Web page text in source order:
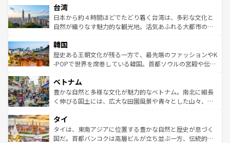
情報は
人々、おいしいローカルフードやハワイアンミュージッ
ク、伝統的なフラダンスなど、すべてがハワイの魅力を彩
っている。訪れるたびに新しい発見と感動が待っているハ
はコンテンツ一覧
リアリーフや大陸中央部にそびえるウルル（エアーズロッ
ク）、タスマニアの美しい原生林やケアンズの熱帯雨林な
ど、見どころがたくさん。また、カフェやワイン、オージ
いる。アクティビティも充実しており、サーフィンやダイ
ビング、ハイキングなど、アウトドア好きにはたまらな
い。オーストラリアの多彩な魅力を存分に味わいつくそ
参照してほしい。
台湾
日本から約４時間ほどでたどり着く台湾は、多彩な文化と
自然が織りなす魅力的な観光地。活気あふれる大都市の台
ン）、静ひつな山岳地帯である台湾東部など、都市の喧騒
と山間の静けさが共存しており、訪れる人に新しい発見と
驚きをもたらしてくれる。また、奥深い台湾の食文化も魅
容にもいいと評判のスイーツなど、バラエティ豊かな料理
が味わえる。 なお、新着の台湾情報は コンテンツ一覧を参
照してほしい。
韓国
歴史ある王朝文化が残る一方で、最先端のファッションやK
-POPで世界を席巻している韓国。首都ソウルの宮殿や伝統
き、地方に足を延ばせば四季折々の自然美を楽しむことが
できる。そして、キムチや焼肉、絶品のストリートフード
まで、さまざまな韓国料理が待っている。夜には、韓国な
リティに包まれながら、韓国の多彩な魅力を心ゆくまで味
わってみてほしい。 なお、新着の韓国情報はコンテンツ一
覧を参照してほしい。
ベトナム
豊かな自然と多様な文化が魅力的なベトナム。南北に細長
く伸びる国土には、広大な田園風景や青々とした山々、世
急速な発展と共に伝統が息づく。ハノイの古い町並みやホ
ーチミン市のフランス統治時代の建物も、独特の雰囲気を
醸し出している。また、バラエティの豊かさとおいしさで
タイ
タイは、東南アジアに位置する豊かな自然と歴史が息づく
国だ。首都バンコクは高層ビルが立ち並ぶ一方、伝統的な